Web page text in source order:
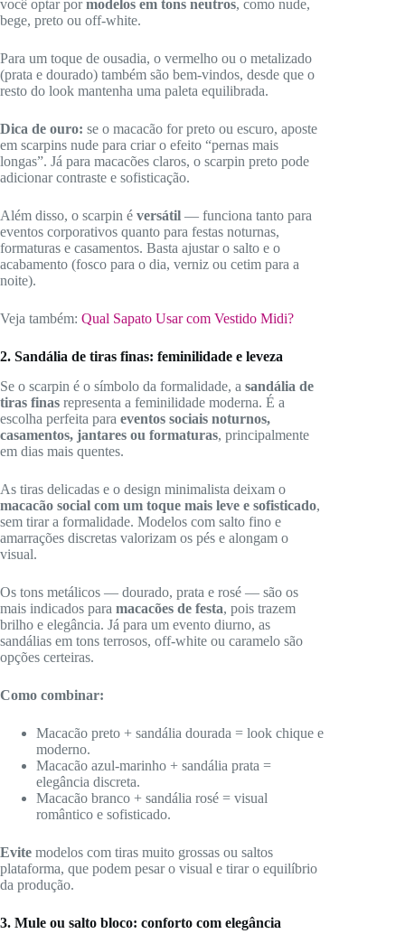
você optar pormodelos em tons neutros, como nude,
bege, preto ou off-white.
Para um toque de ousadia, o vermelho ou o metalizado
(prata e dourado) também são bem-vindos, desde que o
resto do look mantenha uma paleta equilibrada.
Dica de ouro: se o macacão for preto ou escuro, aposte
em scarpins nude para criar o efeito “pernas mais
longas”. Já para macacões claros, o scarpin preto pode
adicionar contraste e sofisticação.
Além disso, o scarpin é versátil — funciona tanto para
eventos corporativos quanto para festas noturnas,
formaturas e casamentos. Basta ajustar o salto e o
acabamento (fosco para o dia, verniz ou cetim para a
noite).
Veja também: Qual Sapato Usar com Vestido Midi?
2. Sandália de tiras finas: feminilidade e leveza
Se o scarpin é o símbolo da formalidade, a sandália de
tiras finas representa a feminilidade moderna. É a
escolha perfeita para eventos sociais noturnos,
casamentos, jantares ou formaturas, principalmente
em dias mais quentes.
As tiras delicadas e o design minimalista deixam o
macacão social com um toque mais leve e sofisticado,
sem tirar a formalidade. Modelos com salto fino e
amarrações discretas valorizam os pés e alongam o
visual.
Os tons metálicos — dourado, prata e rosé — são os
mais indicados para macacões de festa, pois trazem
brilho e elegância. Já para um evento diurno, as
sandálias em tons terrosos, off-white ou caramelo são
opções certeiras.
Como combinar:
Macacão preto + sandália dourada = look chique e
moderno.
Macacão azul-marinho + sandália prata =
elegância discreta.
Macacão branco + sandália rosé = visual
romântico e sofisticado.
Evite modelos com tiras muito grossas ou saltos
plataforma, que podem pesar o visual e tirar o equilíbrio
da produção.
3. Mule ou salto bloco: conforto com elegância